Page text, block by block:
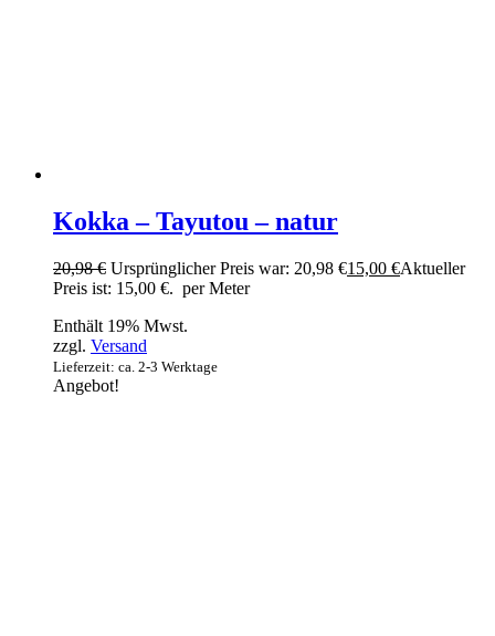
Kokka – Tayutou – natur
20,98€ Ursprünglicher Preis war: 20,98 €15,00 €Aktueller
Preis ist: 15,00 €. per Meter
Enthält 19% Mwst.
zzgl. Versand
Lieferzeit: ca. 2-3 Werktage
Angebot!